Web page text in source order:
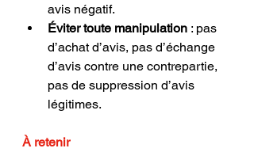
avis négatif.
Éviter toute manipulation : pas
d’achat d’avis, pas d’échange
d’avis contre une contrepartie,
pas de suppression d’avis
légitimes.
À retenir